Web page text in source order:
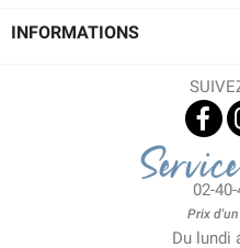
INFORMATIONS
02-
Prix
Du lundi